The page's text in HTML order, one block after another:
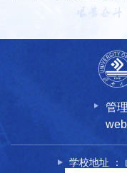
管
学校地址 ：